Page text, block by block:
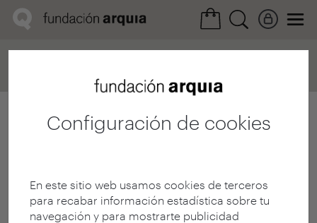
Configuración de cookies
En este sitio web usamos cookies de terceros
para recabar información estadística sobre tu
navegación y para mostrarte publicidad